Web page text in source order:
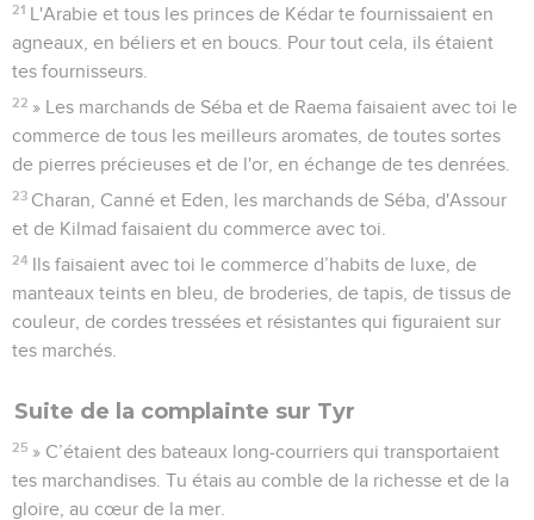
21 L'Arabie et tous les princes de Kédar te fournissaient en
agneaux, en béliers et en boucs. Pour tout cela, ils étaient
tes fournisseurs.
22 » Les marchands de Séba et de Raema faisaient avec toi le
commerce de tous les meilleurs aromates, de toutes sortes
de pierres précieuses et de l'or, en échange de tes denrées.
23 Charan, Canné et Eden, les marchands de Séba, d'Assour
et de Kilmad faisaient du commerce avec toi.
24 Ils faisaient avec toi le commerce d’habits de luxe, de
manteaux teints en bleu, de broderies, de tapis, de tissus de
couleur, de cordes tressées et résistantes qui figuraient sur
tes marchés.
Suite de la complainte sur Tyr
25 » C’étaient des bateaux long-courriers qui transportaient
tes marchandises. Tu étais au comble de la richesse et de la
gloire, au cœur de la mer.